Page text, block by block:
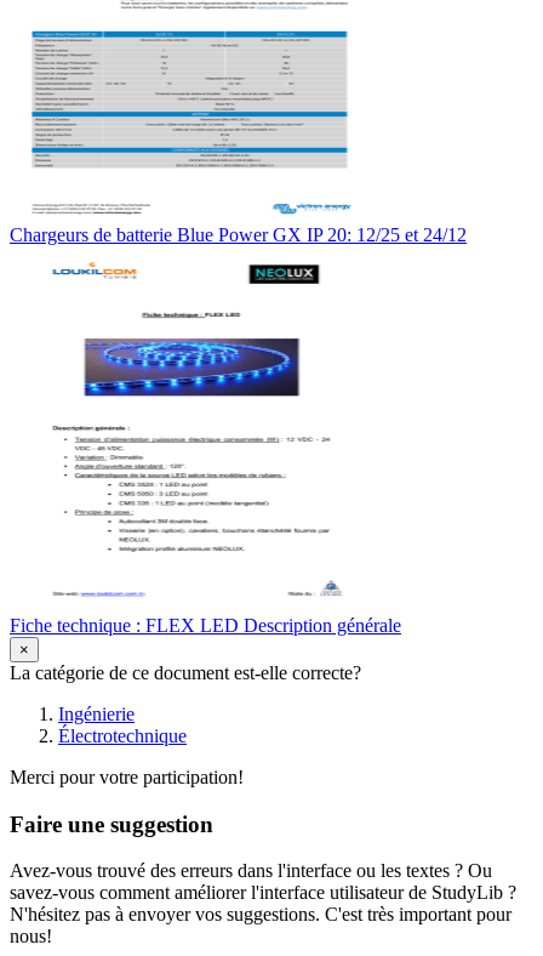
Chargeurs de batterie Blue Power GX IP 20: 12/25 et 24/12
Fiche technique : FLEX LED Description générale
×
La catégorie de ce document est-elle correcte?
Ingénierie
Électrotechnique
Merci pour votre participation!
Faire une suggestion
Avez-vous trouvé des erreurs dans l'interface ou les textes ? Ou
savez-vous comment améliorer l'interface utilisateur de StudyLib ?
N'hésitez pas à envoyer vos suggestions. C'est très important pour
nous!